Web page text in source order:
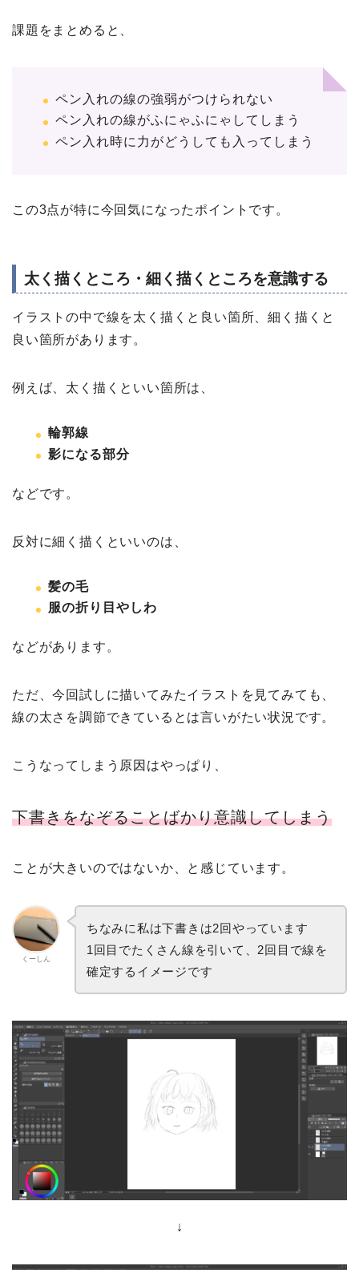
課題をまとめると、
ペン入れの線の強弱がつけられない
ペン入れの線がふにゃふにゃしてしまう
ペン入れ時に力がどうしても入ってしまう
この3点が特に今回気になったポイントです。
太く描くところ・細く描くところを意識する
イラストの中で線を太く描くと良い箇所、細く描くと
良い箇所があります。
例えば、太く描くといい箇所は、
輪郭線
影になる部分
などです。
反対に細く描くといいのは、
髪の毛
服の折り目やしわ
などがあります。
ただ、今回試しに描いてみたイラストを見てみても、
線の太さを調節できているとは言いがたい状況です。
こうなってしまう原因はやっぱり、
下書きをなぞることばかり意識してしまう
ことが大きいのではないか、と感じています。
くーしん
ちなみに私は下書きは2回やっています
1回目でたくさん線を引いて、2回目で線を
確定するイメージです
↓